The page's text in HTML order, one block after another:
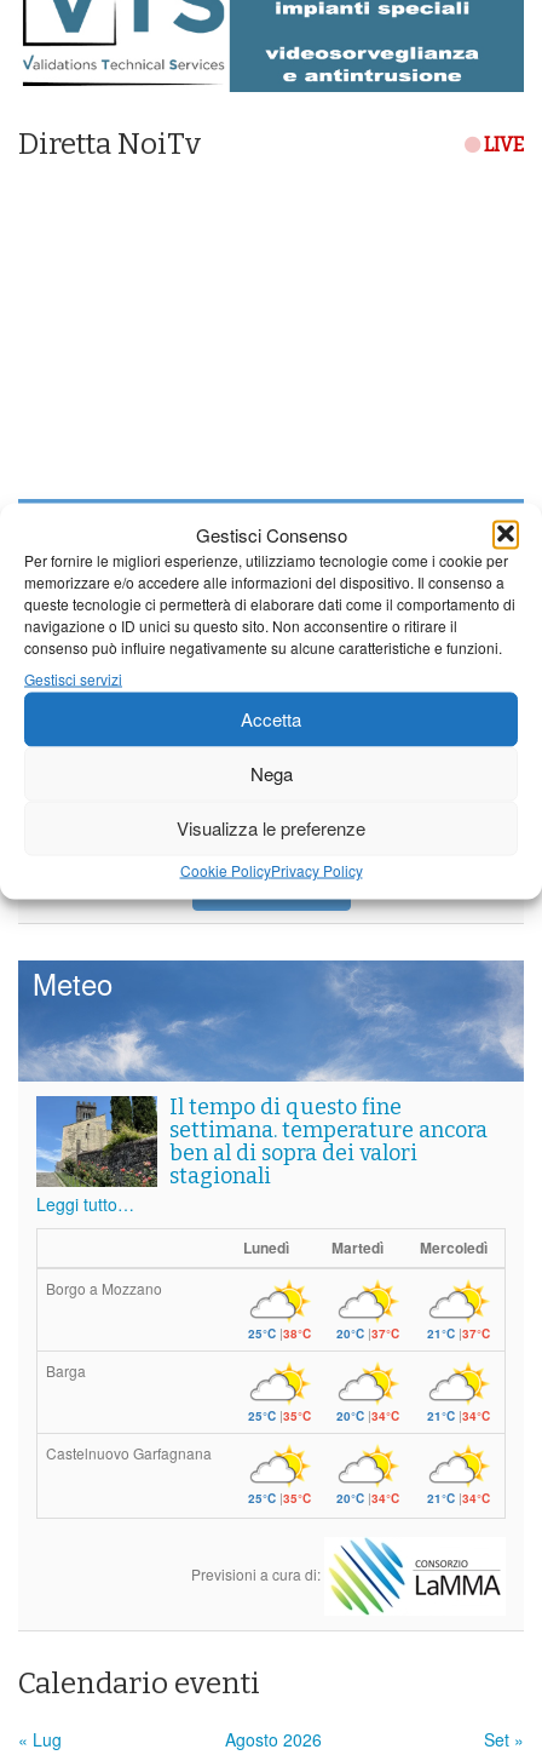
Gestisci Consenso
Per fornire le migliori esperienze, utilizziamo tecnologie come i cookie per
memorizzare e/o accedere alle informazioni del dispositivo. Il consenso a
queste tecnologie ci permetterà di elaborare dati come il comportamento di
navigazione o ID unici su questo sito. Non acconsentire o ritirare il
consenso può influire negativamente su alcune caratteristiche e funzioni.
Gestisci servizi
Accetta
Nega
Visualizza le preferenze
Cookie PolicyPrivacy Policy
Diretta NoiTv LIVE
Tutto bene per la rievocazione della corsa
Fornaci – Barga
dedicata al patrono
Partite le Piazzette 2026
Meteo
Il tempo di questo fine
settimana. temperature ancora
ben al di sopra dei valori
stagionali
Leggi tutto…
Lunedì Martedì Mercoledì
Borgo a Mozzano
25°C|38°C 20°C|37°C 21°C|37°C
Barga
25°C|35°C 20°C|34°C 21°C|34°C
Castelnuovo Garfagnana
25°C|35°C 20°C|34°C 21°C|34°C
Previsioni a cura di:
Calendario eventi
« Lug Agosto 2026
Set »